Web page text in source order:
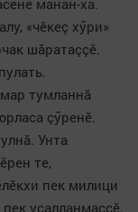
манан-ха.
«чӗкеç хӳри»
шăратаççӗ.
тумланнă
çӳренӗ.
Унта
те,
пек милици
усалланмаççӗ.